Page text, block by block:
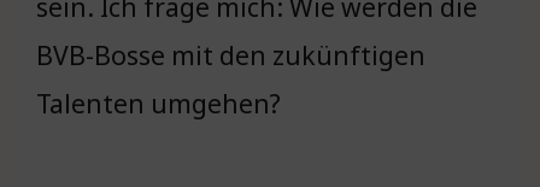
BVB-Bosse mit den zukünftigen
Talenten umgehen?